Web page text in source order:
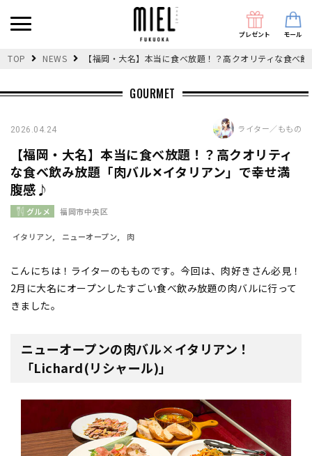
プレゼント モール
TOP NEWS 【福岡・大名】本当に食べ放題！？高クオリティな食
GOURMET
2026.04.24 ライター／ももの
【福岡・大名】本当に食べ放題！？高クオリティ
な食べ飲み放題「肉バル✕イタリアン」で幸せ満
腹感♪
グルメ 福岡市中央区
イタリアン ニューオープン 肉
こんにちは！ライターのもものです。今回は、肉好きさん必見！
2月に大名にオープンしたすごい食べ飲み放題の肉バルに行って
きました。
ニューオープンの肉バル×イタリアン！
「Lichard(リシャール)」